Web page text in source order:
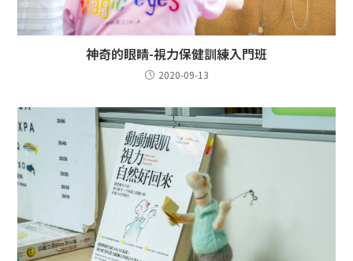
神奇的眼睛-視力保健訓練入門班
2020-09-13